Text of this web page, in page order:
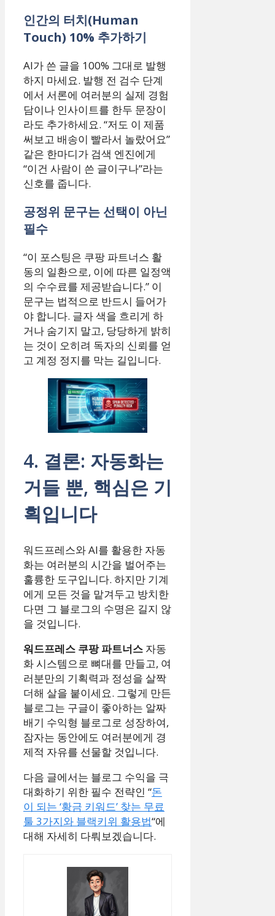
인간의 터치(Human
Touch) 10% 추가하기
AI가 쓴 글을 100% 그대로 발행
하지 마세요. 발행 전 검수 단계
에서 서론에 여러분의 실제 경험
담이나 인사이트를 한두 문장이
라도 추가하세요. “저도 이 제품
써보고 배송이 빨라서 놀랐어요”
같은 한마디가 검색 엔진에게
“이건 사람이 쓴 글이구나”라는
신호를 줍니다.
공정위 문구는 선택이 아닌
필수
“이 포스팅은 쿠팡 파트너스 활
동의 일환으로, 이에 따른 일정액
의 수수료를 제공받습니다.” 이
문구는 법적으로 반드시 들어가
야 합니다. 글자 색을 흐리게 하
거나 숨기지 말고, 당당하게 밝히
는 것이 오히려 독자의 신뢰를 얻
고 계정 정지를 막는 길입니다.
4. 결론: 자동화는
거들 뿐, 핵심은 기
획입니다
워드프레스와 AI를 활용한 자동
화는 여러분의 시간을 벌어주는
훌륭한 도구입니다. 하지만 기계
에게 모든 것을 맡겨두고 방치한
다면 그 블로그의 수명은 길지 않
을 것입니다.
워드프레스 쿠팡 파트너스 자동
화 시스템으로 뼈대를 만들고, 여
러분만의 기획력과 정성을 살짝
더해 살을 붙이세요. 그렇게 만든
블로그는 구글이 좋아하는 알짜
배기 수익형 블로그로 성장하여,
잠자는 동안에도 여러분에게 경
제적 자유를 선물할 것입니다.
다음 글에서는 블로그 수익을 극
대화하기 위한 필수 전략인 “돈
이 되는 ‘황금 키워드’ 찾는 무료
툴 3가지와 블랙키위 활용법“에
대해 자세히 다뤄보겠습니다.